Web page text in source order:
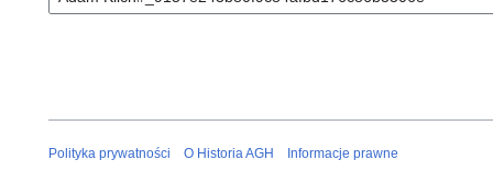
Polityka prywatności O Historia AGH Informacje prawne